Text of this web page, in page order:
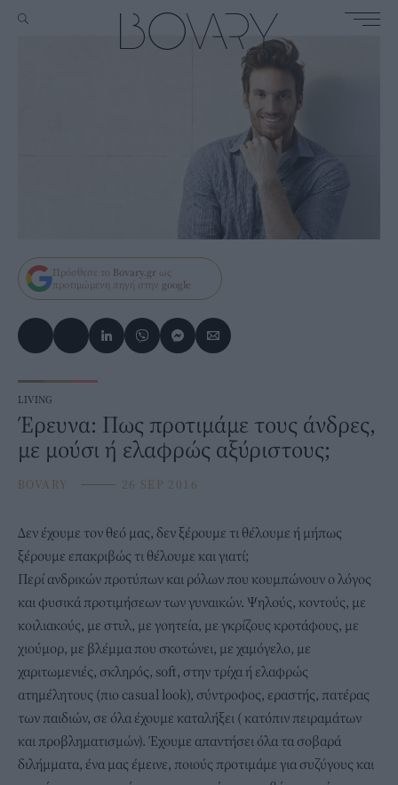
Πρόσθεσε το Bovary.gr ως
προτιμώμενη πηγή στην google
LIVING
Έρευνα: Πως προτιμάμε τους άνδρες,
με μούσι ή ελαφρώς αξύριστους;
BOVARY ⸻ 26 SEP 2016
Δεν έχουμε τον θεό μας, δεν ξέρουμε τι θέλουμε ή μήπως
ξέρουμε επακριβώς τι θέλουμε και γιατί;
Περί ανδρικών προτύπων και ρόλων που κουμπώνουν ο λόγος
και φυσικά προτιμήσεων των γυναικών. Ψηλούς, κοντούς, με
κοιλιακούς, με στυλ, με γοητεία, με γκρίζους κροτάφους, με
χιούμορ, με βλέμμα που σκοτώνει, με χαμόγελο, με
χαριτωμενιές, σκληρός, soft, στην τρίχα ή ελαφρώς
ατημέλητους (πιο casual look), σύντροφος, εραστής, πατέρας
των παιδιών, σε όλα έχουμε καταλήξει ( κατόπιν πειραμάτων
και προβληματισμών). Έχουμε απαντήσει όλα τα σοβαρά
διλήμματα, ένα μας έμεινε, ποιούς προτιμάμε για συζύγους και